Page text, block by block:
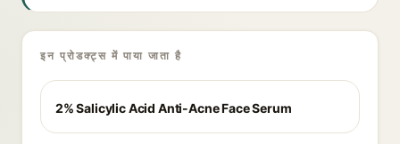
इन प्रोडक्ट्स में पाया जाता है
2% Salicylic Acid Anti-Acne Face Serum